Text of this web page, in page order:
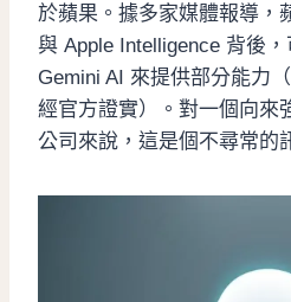
於蘋果。據多家媒體報導，
與 Apple Intelligence 背後
Gemini AI 來提供部分能力
經官方證實）。對一個向來
公司來說，這是個不尋常的